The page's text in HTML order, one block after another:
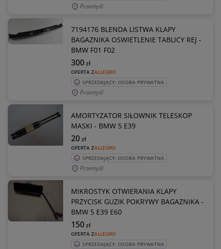
Przemyśl
7194176 BLENDA LISTWA KLAPY
BAGAZNIKA OSWIETLENIE TABLICY REJ -
BMW F01 F02
OFERTA ZALLEGRO
300zł
SPRZEDAJĄCY: OSOBA PRYWATNA
Przemyśl
AMORTYZATOR SIŁOWNIK TELESKOP
MASKI - BMW 5 E39
OFERTA ZALLEGRO
20zł
SPRZEDAJĄCY: OSOBA PRYWATNA
Przemyśl
MIKROSTYK OTWIERANIA KLAPY
PRZYCISK GUZIK POKRYWY BAGAZNIKA -
BMW 5 E39 E60
OFERTA ZALLEGRO
150zł
SPRZEDAJĄCY: OSOBA PRYWATNA